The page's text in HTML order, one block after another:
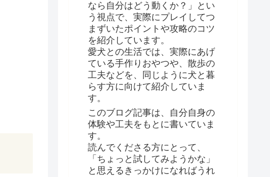
なら自分はどう動くか？」とい
う視点で、実際にプレイしてつ
まずいたポイントや攻略のコツ
を紹介しています。
愛犬との生活では、実際にあげ
ている手作りおやつや、散歩の
工夫などを、同じように犬と暮
らす方に向けて紹介していま
す。
このブログ記事は、自分自身の
体験や工夫をもとに書いていま
す。
読んでくださる方にとって、
「ちょっと試してみようかな」
と思えるきっかけになればうれ